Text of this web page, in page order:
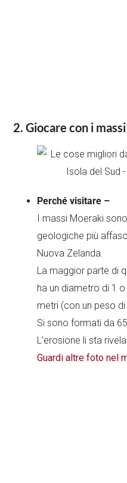
2. Giocare con i
Perché visitare –
I massi Moeraki
geologiche più
Nuova Zelanda.
La maggior parte di
ha un diametro di 1
metri (con un peso
Si sono formati da
L’erosione li sta
Guardi altre foto nel